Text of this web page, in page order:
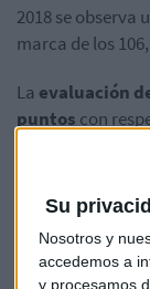
Su
Nosotros y
accedemos a
y procesamos
2018 se observa
marca de los
La evaluación
puntos con
la percepción
mercado de
La estadística
las